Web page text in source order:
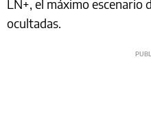
LN+, el máximo escenario
ocultadas.